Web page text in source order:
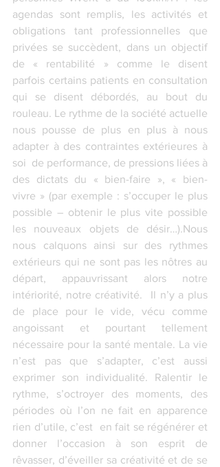
agendas sont remplis, les activités et
obligations tant professionnelles que
privées se succèdent, dans un objectif
de « rentabilité » comme le disent
parfois certains patients en consultation
qui se disent débordés, au bout du
rouleau. Le rythme de la société actuelle
nous pousse de plus en plus à nous
adapter à des contraintes extérieures à
soi  de performance, de pressions liées à
des dictats du « bien-faire », « bien-
vivre » (par exemple : s’occuper le plus
possible – obtenir le plus vite possible
les nouveaux objets de désir…).Nous
nous calquons ainsi sur des rythmes
extérieurs qui ne sont pas les nôtres au
départ, appauvrissant alors notre
intériorité, notre créativité.  Il n’y a plus
de place pour le vide, vécu comme
angoissant et pourtant tellement
nécessaire pour la santé mentale. La vie
n’est pas que s’adapter, c’est aussi
exprimer son individualité. Ralentir le
rythme, s’octroyer des moments, des
périodes où l’on ne fait en apparence
rien d’utile, c’est  en fait se régénérer et
donner l’occasion à son esprit de
rêvasser, d’éveiller sa créativité et de se